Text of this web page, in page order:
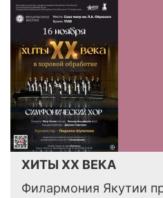
ХИТЫ XX ВЕКА
Филармония Якутии